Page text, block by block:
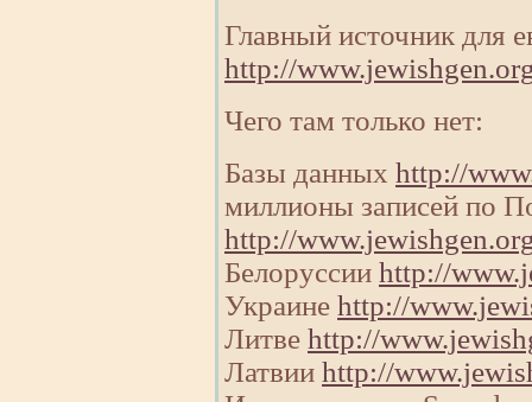
Главный источник для
http://
Чего там только нет:
Базы данных http://
миллионы записей по
http://
Белоруссии http://
Украине http://
Литве http://
Латвии http://